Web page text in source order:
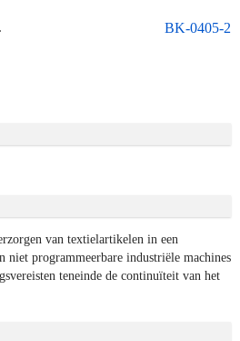
BK-0405-2
van textielartikelen in een
programmeerbare industriële machines
teneinde de continuïteit van het